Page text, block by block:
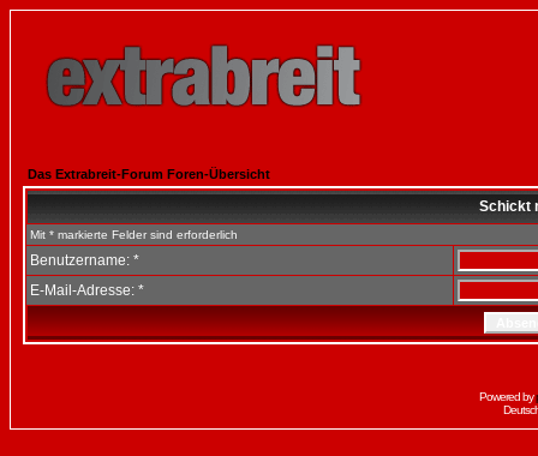
Das Extrabreit-Forum Foren-Übersicht
Schickt
Mit * markierte Felder sind erforderlich
Benutzername: *
E-Mail-Adresse: *
Powered by